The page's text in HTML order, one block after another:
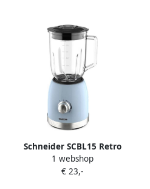
Schneider SCBL15 Retro
Blender 1 5 Liter Inhoud
Lichtblauw
1 webshop
€ 23,-